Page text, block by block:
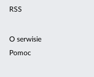
RSS
O serwisie
Pomoc